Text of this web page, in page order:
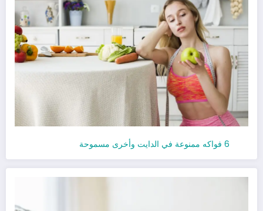
6 فواكه ممنوعة في الدايت وأخرى مسموحة